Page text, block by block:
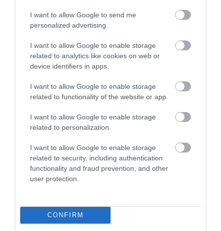
I want to allow Google to send me
personalized advertising.
I want to allow Google to enable storage
related to analytics like cookies on web or
device identifiers in apps.
I want to allow Google to enable storage
related to functionality of the website or app.
I want to allow Google to enable storage
related to personalization.
I want to allow Google to enable storage
related to security, including authentication
functionality and fraud prevention, and other
user protection.
CONFIRM